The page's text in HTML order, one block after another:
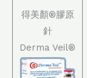
得美顏®膠原
針
Derma Veil®